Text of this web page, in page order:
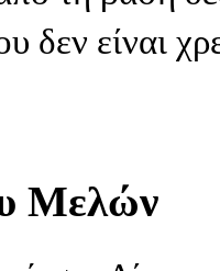
δεν είναι
Μελών